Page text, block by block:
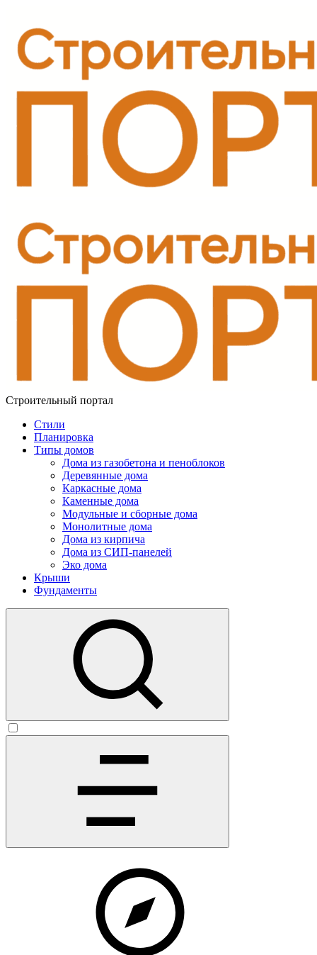
Строительный портал
Стили
Планировка
Типы домов
Дома из газобетона и пеноблоков
Деревянные дома
Каркасные дома
Каменные дома
Модульные и сборные дома
Монолитные дома
Дома из кирпича
Дома из СИП-панелей
Эко дома
Крыши
Фундаменты